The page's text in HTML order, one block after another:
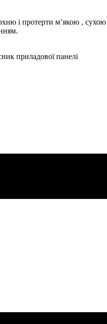
і протерти м’якою ,
приладової панелі